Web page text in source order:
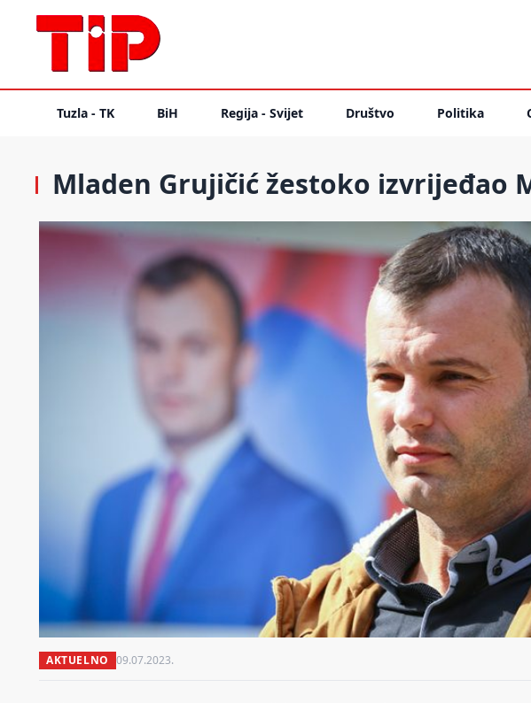
Tuzla - TK BiH Regija - Svijet Društvo Politika
Mladen Grujičić žestoko izvrijeđao
AKTUELNO 09.07.2023.